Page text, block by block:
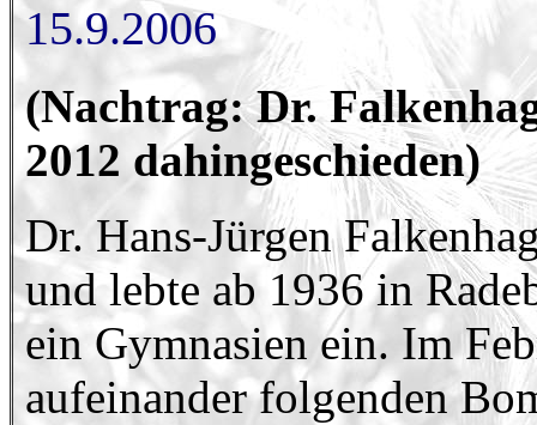
15.9.2006
(Nachtrag: Dr.
2012 dahingeschieden)
Dr. Hans-Jürgen
und lebte ab 1936 in
ein Gymnasien ein. Im
aufeinander folgenden